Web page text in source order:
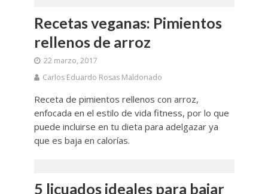
Recetas veganas: Pimientos
rellenos de arroz
22 marzo, 2017
Carlos Eduardo Rosas Maldonado
Receta de pimientos rellenos con arroz,
enfocada en el estilo de vida fitness, por lo que
puede incluirse en tu dieta para adelgazar ya
que es baja en calorías.
5 licuados ideales para bajar